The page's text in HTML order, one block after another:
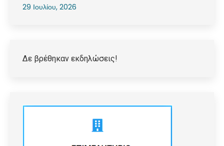
29 Ιουλίου, 2026
Δε βρέθηκαν εκδηλώσεις!